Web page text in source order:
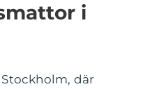
i
där